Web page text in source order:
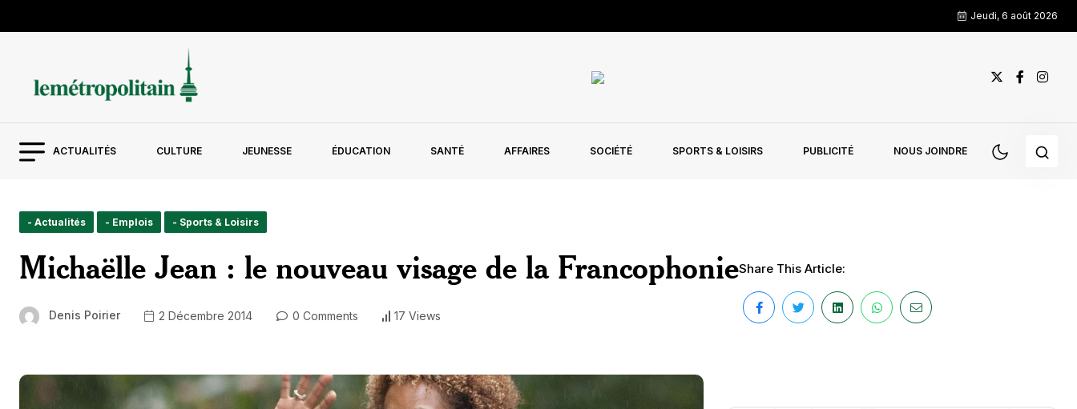
Jeudi, 6 août 2026
ACTUALITÉS CULTURE JEUNESSE ÉDUCATION SANTÉ AFFAIRES SOCIÉTÉ SPORTS & LOISIRS PUBLICITÉ NOUS JOINDRE
- Actualités - Emplois - Sports & Loisirs
Michaëlle Jean : le nouveau visage de la Francophonie
Denis Poirier 2 Décembre 2014 0 Comments 17 Views
Share This Article: